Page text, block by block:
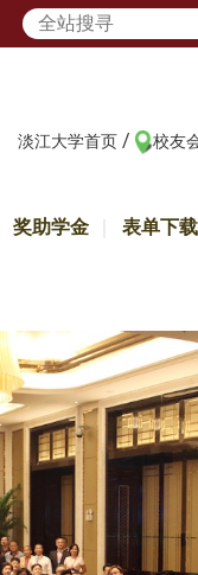
淡江大学首页 / 校友
奖助学金 表单下载